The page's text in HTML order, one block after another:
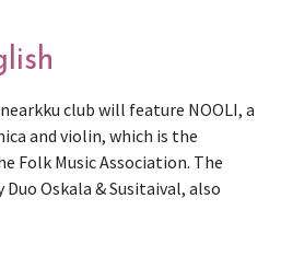
club will feature NOOLI, a
and violin, which is the
Folk Music Association. The
Oskala & Susitaival, also